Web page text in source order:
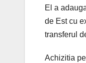
El a
de Est cu
transferul
Achizitia